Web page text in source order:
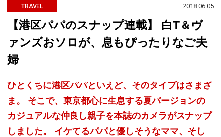
TRAVEL 2018.06.05
【港区パパのスナップ連載】 白T＆ヴ
ァンズおソロが、息もぴったりなご夫
婦
ひとくちに港区パパといえど、そのタイプはさまざ
ま。 そこで、東京都心に生息する夏バージョンの
カジュアルな仲良し親子を本誌のカメラがスナップ
しました。 イケてるパパと優しそうなママ、そし